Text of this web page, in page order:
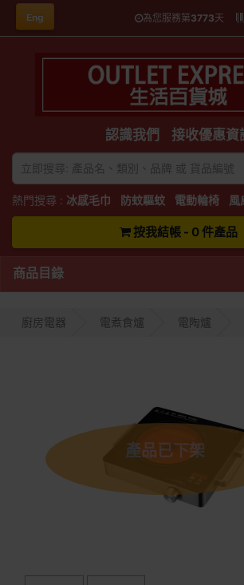
Eng 為您服務第3773天
認識我們 接收優惠資
熱門搜尋 : 冰感毛巾 防蚊驅蚊 電動輪椅 風
按我結帳 - 0 件產品
商品目錄
廚房電器 電煮食爐 電陶爐
產品已下架